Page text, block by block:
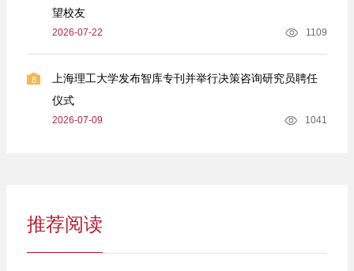
望校友
2026-07-22 1109
8
上海理工大学发布智库专刊并举行决策咨询研究员聘任
仪式
2026-07-09 1041
推荐阅读